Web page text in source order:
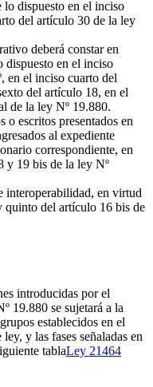
dispuesto en el inciso
del artículo 30 de la ley
deberá constar en
dispuesto en el inciso
en el inciso cuarto del
del artículo 18, en el
de la ley Nº 19.880.
escritos presentados en
al expediente
correspondiente, en
y 19 bis de la ley Nº
en virtud
quinto del artículo 16 bis de
introducidas por el
19.880 se sujetará a la
establecidos en el
y las fases señaladas en
tablaLey 21464